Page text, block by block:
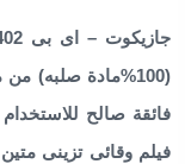
جازيكوت – اى بى 402
(100%مادة صلبه)
فائقة صالح
فيلم وقائى تزينى